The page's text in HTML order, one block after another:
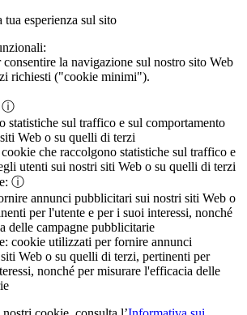
esperienza sul sito
consentire la navigazione sul nostro sito Web
richiesti ("cookie minimi").
ⓘ
statistiche sul traffico e sul comportamento
Web o su quelli di terzi
cookie che raccolgono statistiche sul traffico e
utenti sui nostri siti Web o su quelli di terzi
ⓘ
annunci pubblicitari sui nostri siti Web o
per l'utente e per i suoi interessi, nonché
delle campagne pubblicitarie
cookie utilizzati per fornire annunci
Web o su quelli di terzi, pertinenti per
nonché per misurare l'efficacia delle